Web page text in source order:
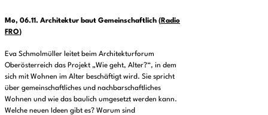
Mo, 06.11. Architektur baut Gemeinschaftlich ( Radio
FRO)
Eva Schmolmüller leitet beim Architekturforum
Oberösterreich das Projekt „Wie geht, Alter?“, in dem
sich mit Wohnen im Alter beschäftigt wird. Sie spricht
über gemeinschaftliches und nachbarschaftliches
Wohnen und wie das baulich umgesetzt werden kann.
Welche neuen Ideen gibt es? Warum sind